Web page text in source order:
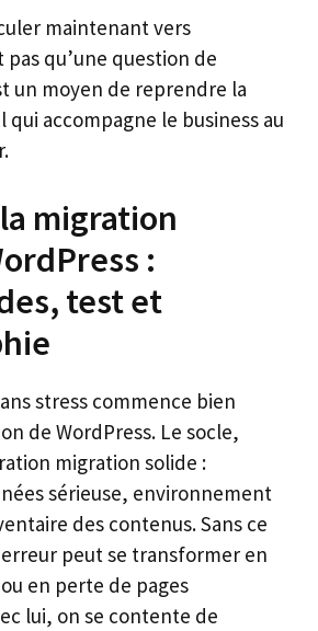
maintenant vers
pas qu’une question de
un moyen de reprendre la
qui accompagne le business au
migration
:
test et
stress commence bien
de WordPress. Le socle,
migration solide :
sérieuse, environnement
des contenus. Sans ce
peut se transformer en
en perte de pages
lui, on se contente de